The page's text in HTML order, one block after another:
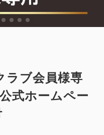
細 今すぐ予約
ラブ会員様専
式ホームペー